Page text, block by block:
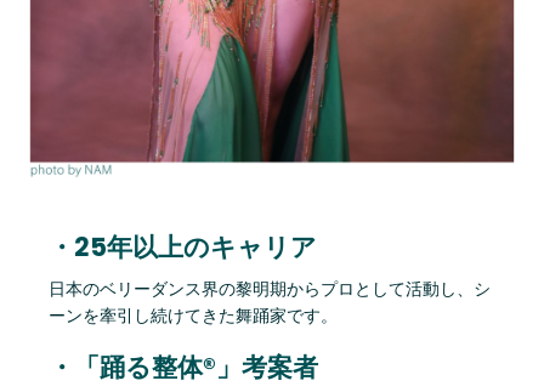
・25年以上のキャリア
日本のベリーダンス界の黎明期からプロとして活動し、シ
ーンを牽引し続けてきた舞踊家です。
・「踊る整体®︎」考案者